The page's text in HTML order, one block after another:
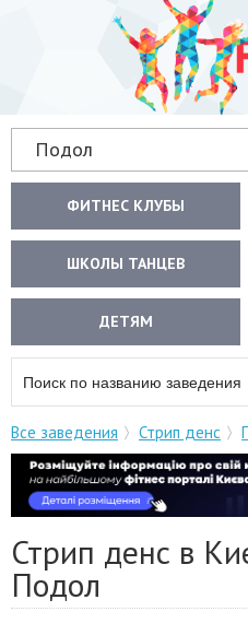
Подол
ФИТНЕС КЛУБЫ
ШКОЛЫ ТАНЦЕВ
ДЕТЯМ
Все заведения Стрип денс
Стрип денс в
Подол